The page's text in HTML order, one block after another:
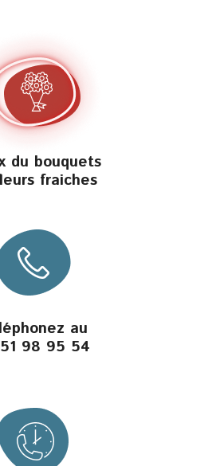
du bouquets
fraiches
au
98 95 54